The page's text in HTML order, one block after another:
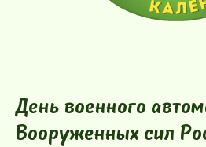
День военного
Вооруженных сил